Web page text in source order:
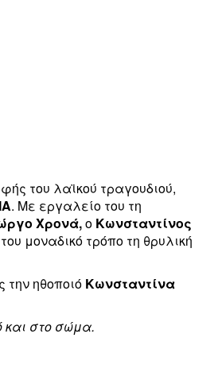
του λαϊκού τραγουδιού,
. Με εργαλείο του τη
Χρονά,ο Κωνσταντίνος
μοναδικό τρόπο τη θρυλική
την ηθοποιό Κωνσταντίνα
και στο σώμα.